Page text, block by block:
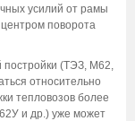
усилий от рамы
центром поворота
постройки (ТЭЗ, М62,
относительно
тепловозов более
и др.) уже может